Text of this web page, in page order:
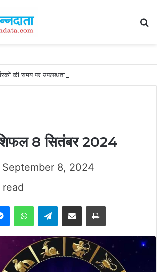
8 सितंबर 2024
September 8, 2024
MessengerWhatsAppTelegramShare via Email Print